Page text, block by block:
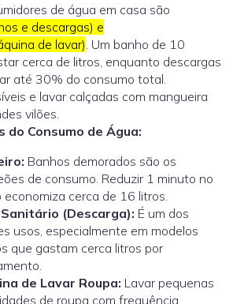
de água em casa são
e descargas) e
de lavar) . Um banho de 10
cerca de litros, enquanto descargas
até 30% do consumo total.
e lavar calçadas com mangueira
vilões.
do Consumo de Água:
Banhos demorados são os
de consumo. Reduzir 1 minuto no
economiza cerca de 16 litros.
(Descarga): É um dos
usos, especialmente em modelos
que gastam cerca litros por
de Lavar Roupa: Lavar pequenas
de roupa com frequência